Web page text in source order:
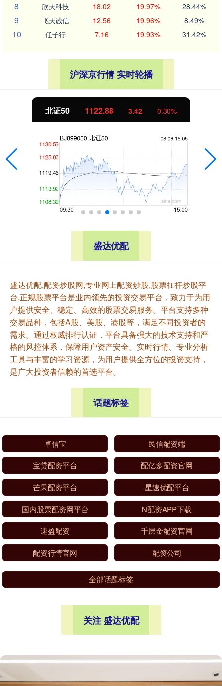
8 欣天科技 18.02 19.97% 28.44%
9 飞天诚信 12.56 19.96% 8.49%
10 任子行 7.16 19.93% 31.42%
沪深京行情 实时轮播
北证50 1122.88 3.42 0.30%
盛达优配
盛达优配,配资炒股网,专业网上配资炒股,股票杠杆炒股平
台,正规股票平台是业内领先的投资交易平台，致力于为用
户提供安全、稳定、高效的股票交易服务。平台支持多种
交易品种，包括A股、美股、港股等，满足不同投资者的
需求。通过权威排行认证，平台具备强大的技术支持和严
格的风控体系，保障用户资产安全。实时行情、专业分析
工具与丰富的学习资源，为用户提供全方位的投资支持，
是广大投资者信赖的首选平台。
话题标签
卓信宝 民信配资端
宝贷配资平台 配亿多配资官网
芒果配资平台 星速优配平台
国内股票配资网平台 N配资APP下载
速盈配资 千层金配资官网
配资行情官网 配资公司
全部话题标签
关注 盛达优配